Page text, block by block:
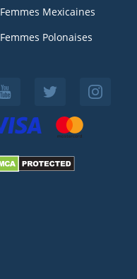
Femmes Mexicaines
Femmes Polonaises